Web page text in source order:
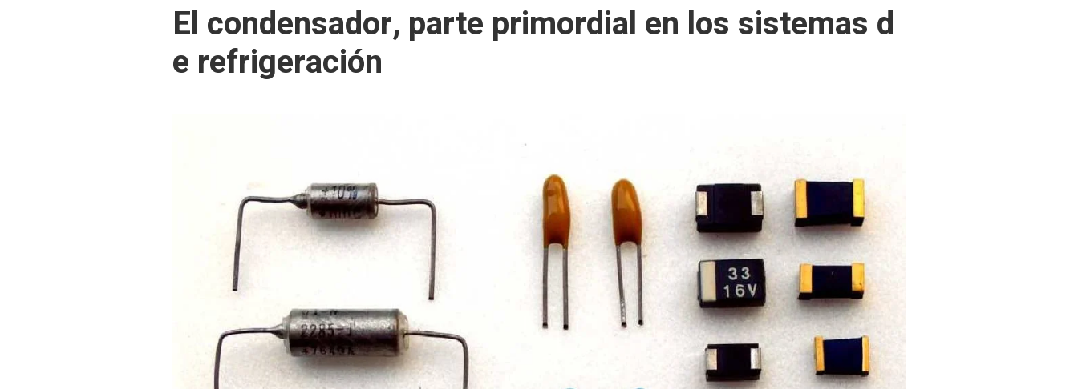
El condensador, parte primordial en los sistemas d
e refrigeración